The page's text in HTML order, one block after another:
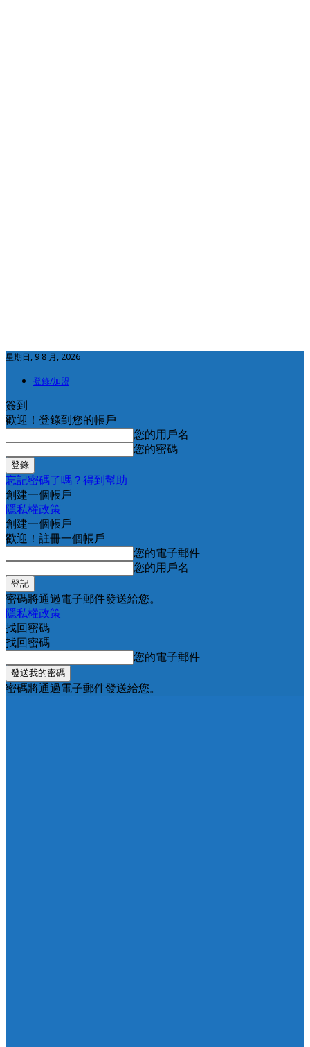
星期日, 9 8 月, 2026
登錄/加盟
簽到
歡迎！登錄到您的帳戶
您的用戶名
您的密碼
忘記密碼了嗎？得到幫助
創建一個帳戶
隱私權政策
創建一個帳戶
歡迎！註冊一個帳戶
您的電子郵件
您的用戶名
密碼將通過電子郵件發送給您。
隱私權政策
找回密碼
找回密碼
您的電子郵件
密碼將通過電子郵件發送給您。